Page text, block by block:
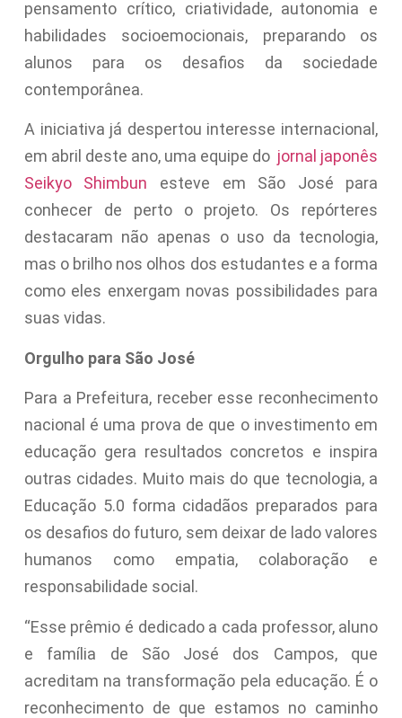
pensamento crítico, criatividade, autonomia e
habilidades socioemocionais, preparando os
alunos para os desafios da sociedade
contemporânea.
A iniciativa já despertou interesse internacional,
em abril deste ano, uma equipe do jornal japonês
Seikyo Shimbun esteve em São José para
conhecer de perto o projeto. Os repórteres
destacaram não apenas o uso da tecnologia,
mas o brilho nos olhos dos estudantes e a forma
como eles enxergam novas possibilidades para
suas vidas.
Orgulho para São José
Para a Prefeitura, receber esse reconhecimento
nacional é uma prova de que o investimento em
educação gera resultados concretos e inspira
outras cidades. Muito mais do que tecnologia, a
Educação 5.0 forma cidadãos preparados para
os desafios do futuro, sem deixar de lado valores
humanos como empatia, colaboração e
responsabilidade social.
“Esse prêmio é dedicado a cada professor, aluno
e família de São José dos Campos, que
acreditam na transformação pela educação. É o
reconhecimento de que estamos no caminho